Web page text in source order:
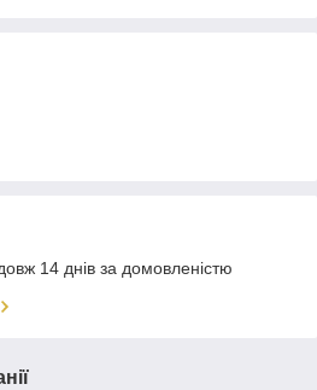
14 днів за домовленістю